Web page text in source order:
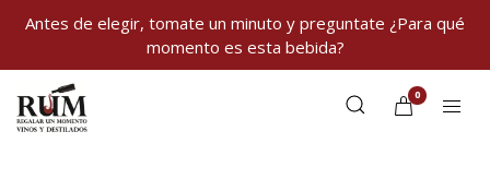
Antes de elegir, tomate un minuto y preguntate ¿Para qué
momento es esta bebida?
0